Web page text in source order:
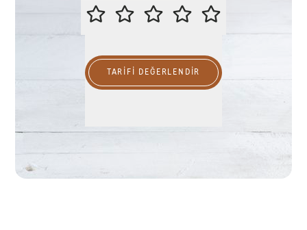
LÜTFEN BU TARİFİ
TARIFI DEĞERLENDİR